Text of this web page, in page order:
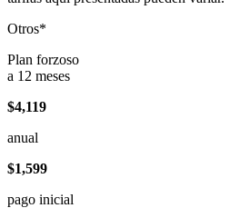
Otros*
Plan forzoso
a 12 meses
$4,119
anual
$1,599
pago inicial